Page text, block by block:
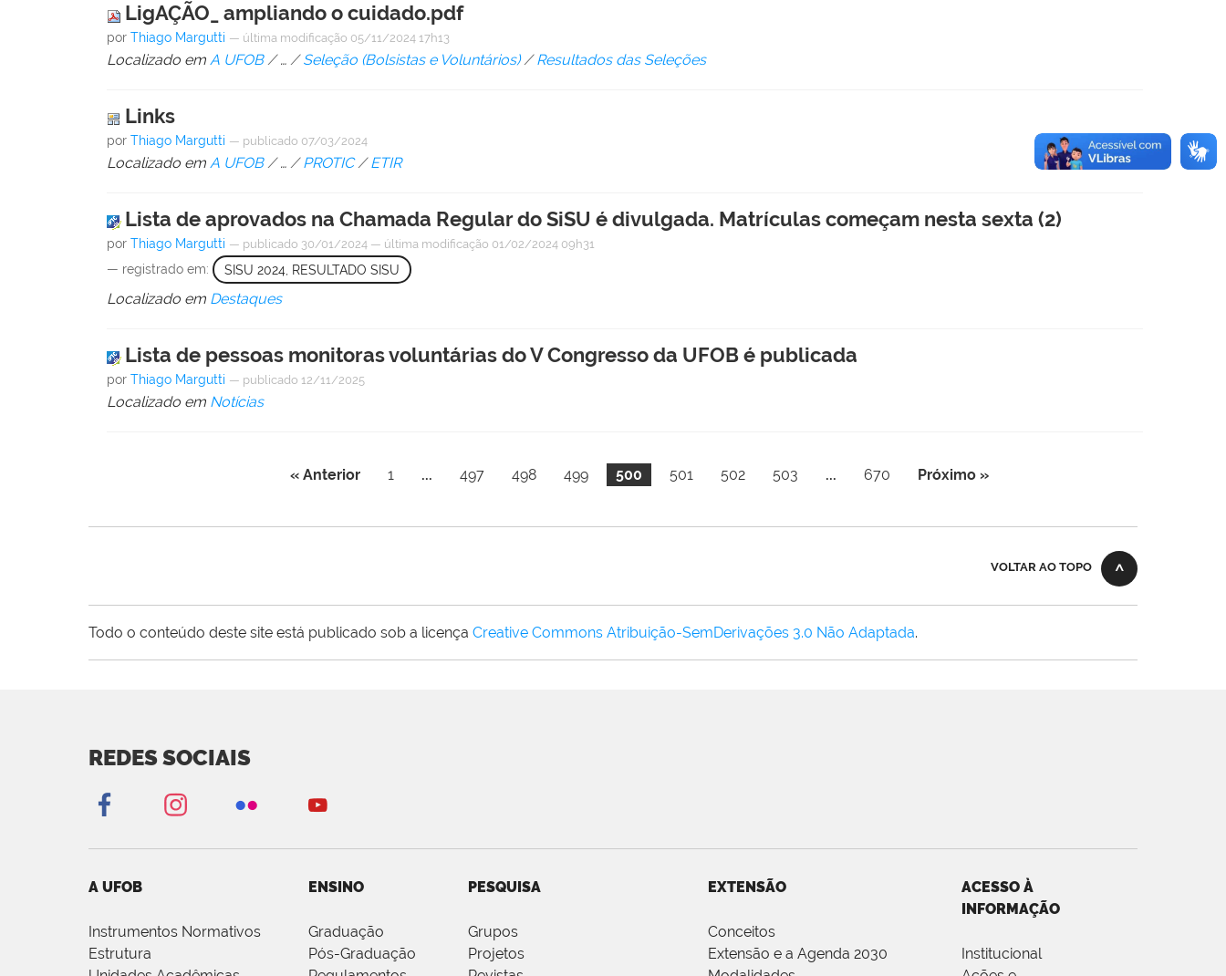
LigAÇÃO_ ampliando o cuidado.pdf
porThiago Margutti — última modificação 05/11/2024 17h13
Localizado em A UFOB /…/Seleção (Bolsistas e Voluntários) /Resultados das Seleções
Links
porThiago Margutti — publicado 07/03/2024
Localizado em A UFOB /…/PROTIC /ETIR
Lista de aprovados na Chamada Regular do SiSU é divulgada. Matrículas começam nesta sexta (2)
porThiago Margutti — publicado 30/01/2024 — última modificação 01/02/2024 09h31
— registrado em: SISU 2024, RESULTADO SISU
Localizado em Destaques
Lista de pessoas monitoras voluntárias do V Congresso da UFOB é publicada
porThiago Margutti — publicado 12/11/2025
Localizado em Notícias
« Anterior 1 ... 497 498 499 500 501 502 503 ... 670 Próximo »
VOLTAR AO TOPO
Todo o conteúdo deste site está publicado sob a licença Creative Commons Atribuição-SemDerivações 3.0 Não Adaptada.
REDES SOCIAIS
A UFOB
Instrumentos Normativos
Estrutura
ENSINO
Graduação
Pós-Graduação
PESQUISA
Grupos
Projetos
EXTENSÃO
Conceitos
Extensão e a Agenda 2030
ACESSO À
INFORMAÇÃO
Institucional